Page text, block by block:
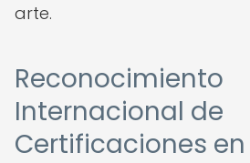
arte.
Reconocimiento
Internacional de
Certificaciones en